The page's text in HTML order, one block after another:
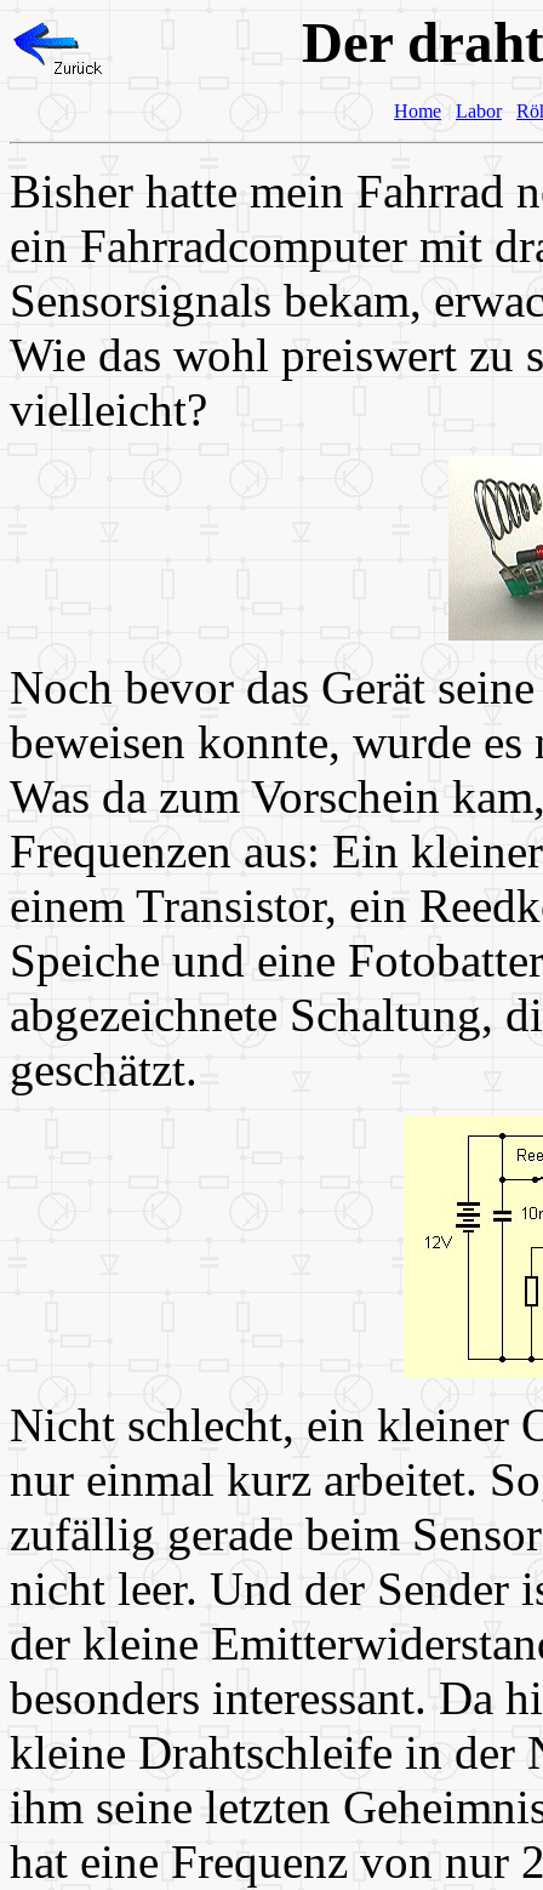
Der
Home Labor
Bisher hatte mein Fahrrad
ein Fahrradcomputer mit
Sensorsignals bekam,
Wie das wohl preiswert zu
vielleicht?
Noch bevor das Gerät
beweisen konnte, wurde
Was da zum Vorschein
Frequenzen aus: Ein
einem Transistor, ein
Speiche und eine
abgezeichnete Schaltung,
geschätzt.
Nicht schlecht, ein kleiner
nur einmal kurz arbeitet.
zufällig gerade beim
nicht leer. Und der Sender
der kleine
besonders interessant. Da
kleine Drahtschleife in der
ihm seine letzten
hat eine Frequenz von nur